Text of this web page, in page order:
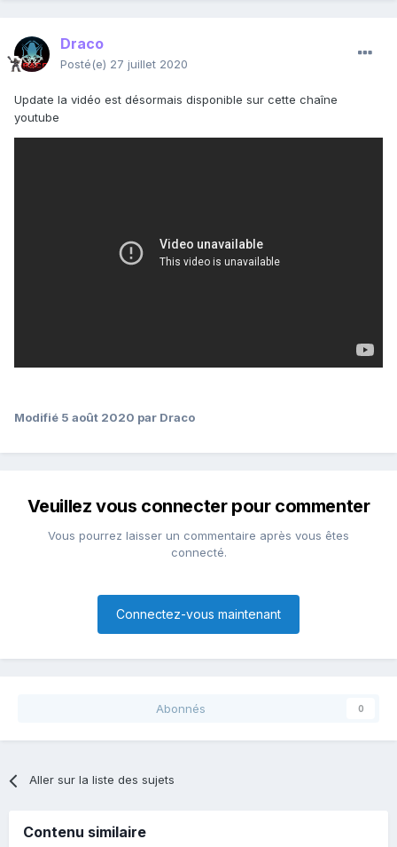
Draco
Posté(e) 27 juillet 2020
Update la vidéo est désormais disponible sur cette chaîne
youtube
Modifié 5 août 2020 par Draco
Veuillez vous connecter pour commenter
Vous pourrez laisser un commentaire après vous êtes
connecté.
Connectez-vous maintenant
Abonnés 0
Aller sur la liste des sujets
Contenu similaire